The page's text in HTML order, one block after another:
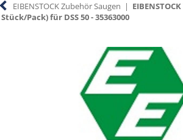
EIBENSTOCK Zubehör Saugen |
Stück/Pack) für DSS 50 - 35363000